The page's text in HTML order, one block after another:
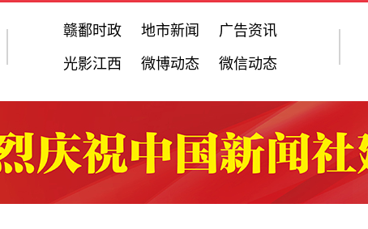
赣鄱时政 地市新闻 广告资讯
光影江西 微博动态 微信动态